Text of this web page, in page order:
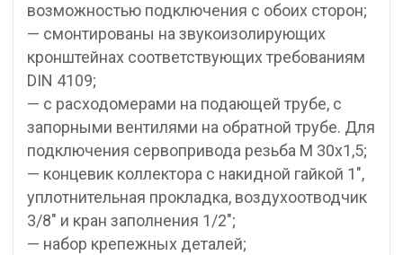
возможностью подключения с обоих сторон;
— смонтированы на звукоизолирующих
кронштейнах соответствующих требованиям
DIN 4109;
— с расходомерами на подающей трубе, с
запорными вентилями на обратной трубе. Для
подключения сервопривода резьба М 30х1,5;
— концевик коллектора с накидной гайкой 1″,
уплотнительная прокладка, воздухоотводчик
3/8″ и кран заполнения 1/2″;
— набор крепежных деталей;